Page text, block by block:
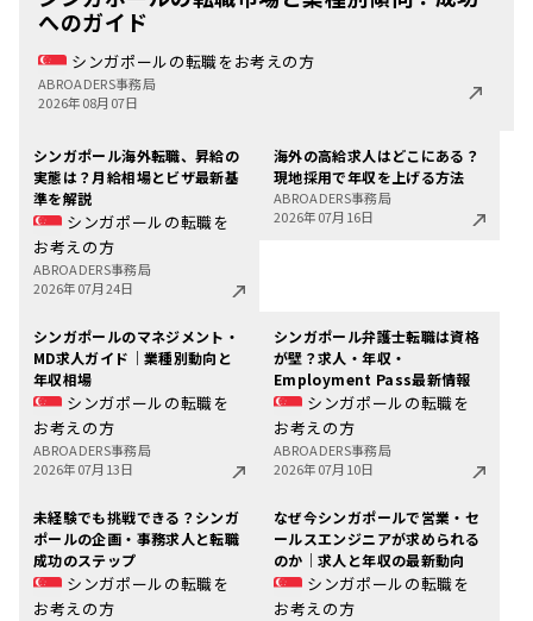
へのガイド
シンガポールの転職をお考えの方
ABROADERS事務局
2026年08月07日
シンガポール海外転職、昇給の
実態は？月給相場とビザ最新基
準を解説
シンガポールの転職を
お考えの方
ABROADERS事務局
2026年07月24日
海外の高給求人はどこにある？
現地採用で年収を上げる方法
ABROADERS事務局
2026年07月16日
シンガポールのマネジメント・
MD求人ガイド｜業種別動向と
年収相場
シンガポールの転職を
お考えの方
ABROADERS事務局
2026年07月13日
シンガポール弁護士転職は資格
が壁？求人・年収・
Employment Pass最新情報
シンガポールの転職を
お考えの方
ABROADERS事務局
2026年07月10日
未経験でも挑戦できる？シンガ
ポールの企画・事務求人と転職
成功のステップ
シンガポールの転職を
お考えの方
なぜ今シンガポールで営業・セ
ールスエンジニアが求められる
のか｜求人と年収の最新動向
シンガポールの転職を
お考えの方